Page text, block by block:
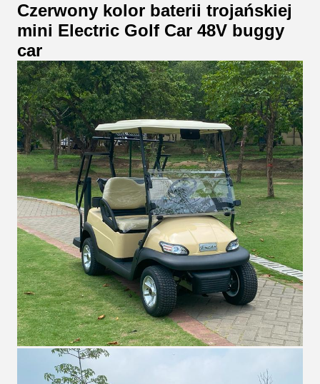
Czerwony kolor baterii trojańskiej
mini Electric Golf Car 48V buggy
car